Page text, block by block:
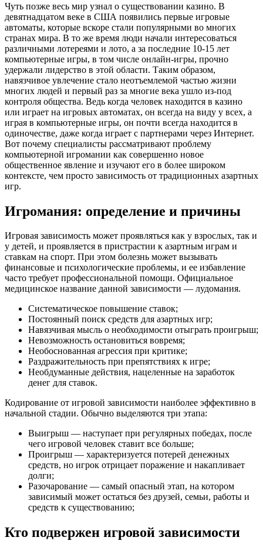
Чуть позже весь мир узнал о существовании казино. В
девятнадцатом веке в США появились первые игровые
автоматы, которые вскоре стали популярными во многих
странах мира. В то же время люди начали интересоваться
различными лотереями и лото, а за последние 10-15 лет
компьютерные игры, в том числе онлайн-игры, прочно
удержали лидерство в этой области. Таким образом,
навязчивое увлечение стало неотъемлемой частью жизни
многих людей и первый раз за многие века ушло из-под
контроля общества. Ведь когда человек находится в казино
или играет на игровых автоматах, он всегда на виду у всех, а
играя в компьютерные игры, он почти всегда находится в
одиночестве, даже когда играет с партнерами через Интернет.
Вот почему специалисты рассматривают проблему
компьютерной игромании как совершенно новое
общественное явление и изучают его в более широком
контексте, чем просто зависимость от традиционных азартных
игр.
Игромания: определение и причины
Игровая зависимость может проявляться как у взрослых, так и
у детей, и проявляется в пристрастии к азартным играм и
ставкам на спорт. При этом болезнь может вызывать
финансовые и психологические проблемы, и ее избавление
часто требует профессиональной помощи. Официальное
медицинское название данной зависимости — лудомания.
Систематическое повышение ставок;
Постоянный поиск средств для азартных игр;
Навязчивая мысль о необходимости отыграть проигрыш;
Невозможность остановиться вовремя;
Необоснованная агрессия при критике;
Раздражительность при препятствиях к игре;
Необдуманные действия, нацеленные на заработок
денег для ставок.
Кодирование от игровой зависимости наиболее эффективно в
начальной стадии. Обычно выделяются три этапа:
Выигрыш — наступает при регулярных победах, после
чего игровой человек ставит все больше;
Проигрыш — характеризуется потерей денежных
средств, но игрок отрицает поражение и накапливает
долги;
Разочарование — самый опасный этап, на котором
зависимый может остаться без друзей, семьи, работы и
средств к существованию;
Кто подвержен игровой зависимости